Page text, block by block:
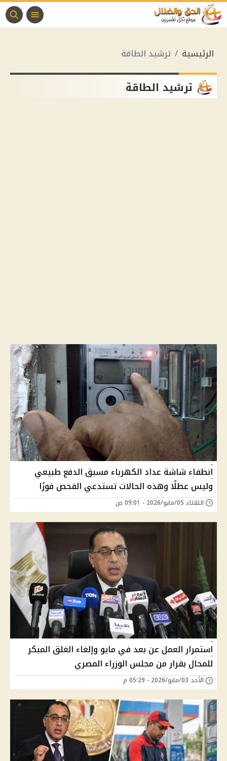
الرئيسية ترشيد الطاقة
ترشيد الطاقة
انطفاء شاشة عداد الكهرباء مسبق الدفع طبيعي
وليس عطلًا وهذه الحالات تستدعي الفحص فورًا
الثلاثاء 05/مايو/2026 - 09:01 ص
استمرار العمل عن بعد في مايو وإلغاء الغلق المبكر
للمحال بقرار من مجلس الوزراء المصري
الأحد 03/مايو/2026 - 05:29 م